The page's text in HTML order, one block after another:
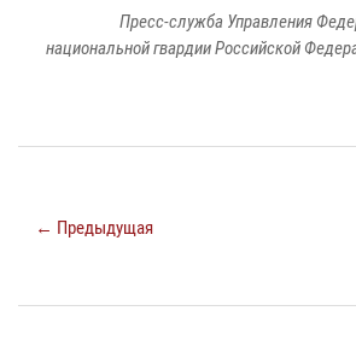
Пресс-служба Управления
национальной гвардии Российской
← Предыдущая